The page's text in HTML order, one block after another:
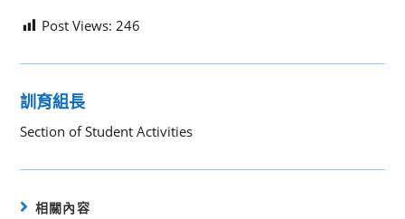
Post Views: 246
訓育組長
Section of Student Activities
相關內容